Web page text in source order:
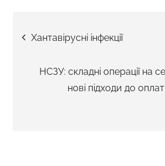
Навігація
записів
Хантавірусні інфекції
НСЗУ: складні операції на
нові підходи до